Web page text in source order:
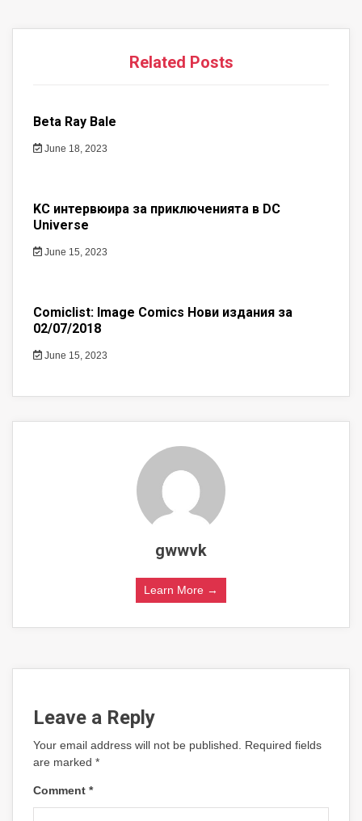
Related Posts
Beta Ray Bale
June 18, 2023
KC интервюира за приключенията в DC
Universe
June 15, 2023
Comiclist: Image Comics Нови издания за
02/07/2018
June 15, 2023
gwwvk
Learn More →
Leave a Reply
Your email address will not be published.
Required fields
are marked *
Comment *